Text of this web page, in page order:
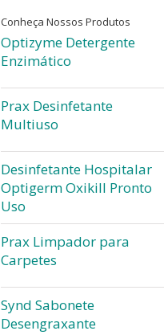
Conheça Nossos Produtos
Optizyme Detergente
Enzimático
Prax Desinfetante
Multiuso
Desinfetante Hospitalar
Optigerm Oxikill Pronto
Uso
Prax Limpador para
Carpetes
Synd Sabonete
Desengraxante